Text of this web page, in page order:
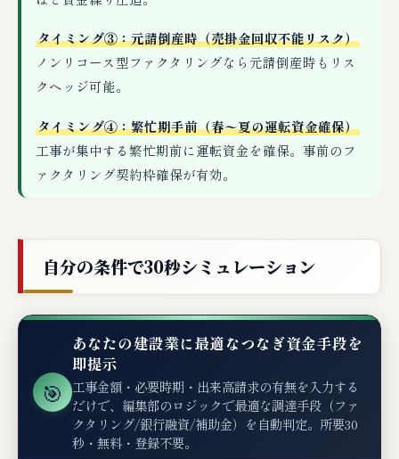
タイミング③：元請倒産時（売掛金回収不能リスク）
ノンリコース型ファクタリングなら元請倒産時もリス
クヘッジ可能。
タイミング④：繁忙期手前（春〜夏の運転資金確保）
工事が集中する繁忙期前に運転資金を確保。事前のフ
ァクタリング契約枠確保が有効。
自分の条件で30秒シミュレーション
🎯
あなたの建設業に最適なつなぎ資金手段を
即提示
工事金額・必要時期・出来高請求の有無を入力する
だけで、編集部のロジックで最適な調達手段（ファ
クタリング/銀行融資/補助金）を自動判定。所要30
秒・無料・登録不要。